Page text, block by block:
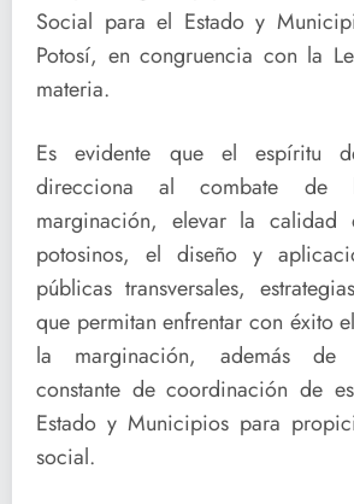
Social para el Estado y
Potosí, en congruencia con la
materia.
Es evidente que el espíritu
direcciona al combate de
marginación, elevar la
potosinos, el diseño y
públicas transversales,
que permitan enfrentar con éxito
la marginación, además de
constante de coordinación de
Estado y Municipios para
social.